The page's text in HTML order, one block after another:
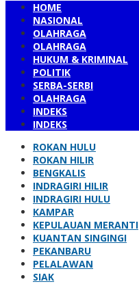
HOME
NASIONAL
OLAHRAGA
OLAHRAGA
HUKUM & KRIMINAL
POLITIK
SERBA-SERBI
OLAHRAGA
INDEKS
INDEKS
ROKAN HULU
ROKAN HILIR
BENGKALIS
INDRAGIRI HILIR
INDRAGIRI HULU
KAMPAR
KEPULAUAN MERANTI
KUANTAN SINGINGI
PEKANBARU
PELALAWAN
SIAK